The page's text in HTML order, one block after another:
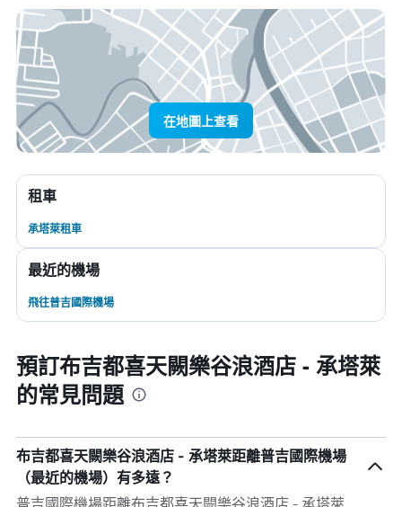
在地圖上查看
租車
承塔萊租車
最近的機場
飛往普吉國際機場
預訂布吉都喜天闕樂谷浪酒店 - 承塔萊
的常見問題
布吉都喜天闕樂谷浪酒店 - 承塔萊距離普吉國際機場
（最近的機場）有多遠？